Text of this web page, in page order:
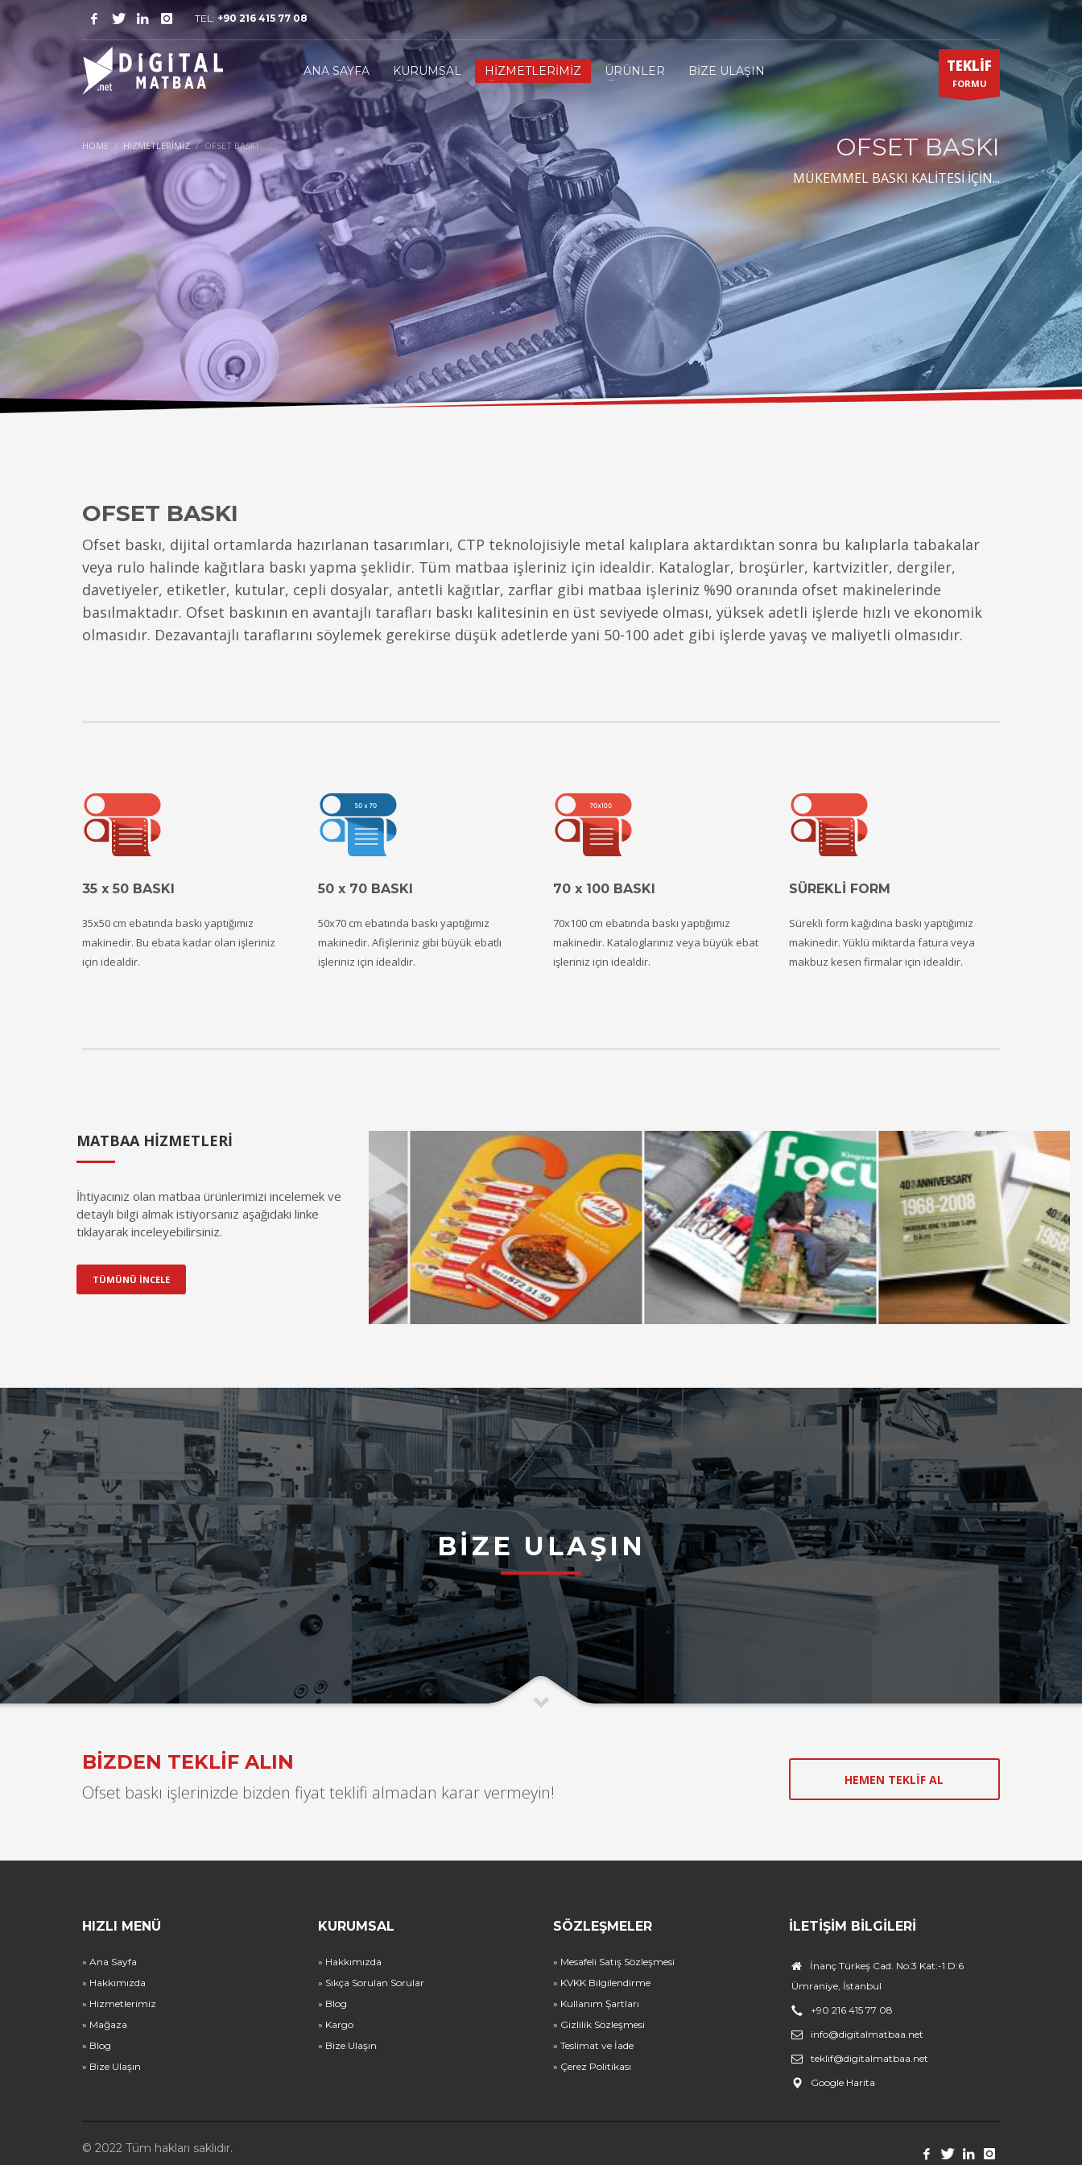
TEL: +90 216 415 77 08
ANA SAYFA KURUMSAL HİZMETLERİMİZ ÜRÜNLER BİZE ULAŞIN TEKLİF
FORMU
HOME HIZMETLERIMIZ OFSET BASKI OFSET BASKI
MÜKEMMEL BASKI KALİTESİ İÇİN...
OFSET BASKI
Ofset baskı, dijital ortamlarda hazırlanan tasarımları, CTP teknolojisiyle metal kalıplara aktardıktan sonra bu kalıplarla tabakalar
veya rulo halinde kağıtlara baskı yapma şeklidir. Tüm matbaa işleriniz için idealdir. Kataloglar, broşürler, kartvizitler, dergiler,
davetiyeler, etiketler, kutular, cepli dosyalar, antetli kağıtlar, zarflar gibi matbaa işleriniz %90 oranında ofset makinelerinde
basılmaktadır. Ofset baskının en avantajlı tarafları baskı kalitesinin en üst seviyede olması, yüksek adetli işlerde hızlı ve ekonomik
olmasıdır. Dezavantajlı taraflarını söylemek gerekirse düşük adetlerde yani 50-100 adet gibi işlerde yavaş ve maliyetli olmasıdır.
35 x 50 BASKI
35x50 cm ebatında baskı yaptığımız
makinedir. Bu ebata kadar olan işleriniz
için idealdir.
50 x 70 BASKI
50x70 cm ebatında baskı yaptığımız
makinedir. Afişleriniz gibi büyük ebatlı
işleriniz için idealdir.
70 x 100 BASKI
70x100 cm ebatında baskı yaptığımız
makinedir. Kataloglarınız veya büyük ebat
işleriniz için idealdir.
SÜREKLİ FORM
Sürekli form kağıdına baskı yaptığımız
makinedir. Yüklü miktarda fatura veya
makbuz kesen firmalar için idealdir.
MATBAA HİZMETLERİ
İhtiyacınız olan matbaa ürünlerimizi incelemek ve
detaylı bilgi almak istiyorsanız aşağıdaki linke
tıklayarak inceleyebilirsiniz.
TÜMÜNÜ İNCELE
BİZE ULAŞIN
BİZDEN TEKLİF ALIN
Ofset baskı işlerinizde bizden fiyat teklifi almadan karar vermeyin!
HEMEN TEKLİF AL
HIZLI MENÜ
» Ana Sayfa
» Hakkımızda
» Hizmetlerimiz
» Mağaza
» Blog
» Bize Ulaşın
KURUMSAL
» Hakkımızda
» Sıkça Sorulan Sorular
» Blog
» Kargo
» Bize Ulaşın
SÖZLEŞMELER
» Mesafeli Satış Sözleşmesi
» KVKK Bilgilendirme
» Kullanım Şartları
» Gizlilik Sözleşmesi
» Teslimat ve İade
» Çerez Politikası
İLETIŞIM BILGILERI
İnanç Türkeş Cad. No:3 Kat:-1 D:6
Ümraniye, İstanbul
+90 216 415 77 08
info@digitalmatbaa.net
teklif@digitalmatbaa.net
Google Harita
© 2022 Tüm hakları saklıdır.